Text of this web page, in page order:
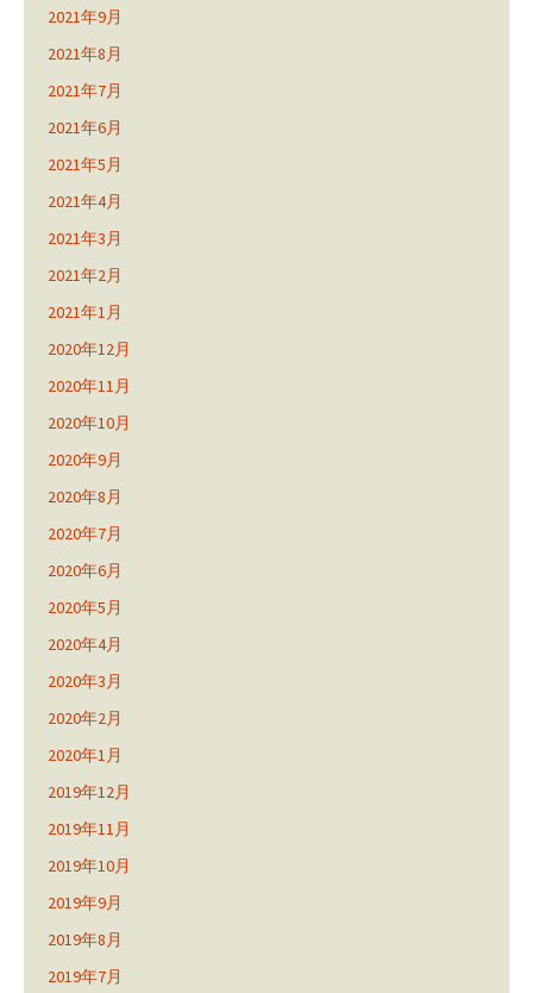
2021年9月
2021年8月
2021年7月
2021年6月
2021年5月
2021年4月
2021年3月
2021年2月
2021年1月
2020年12月
2020年11月
2020年10月
2020年9月
2020年8月
2020年7月
2020年6月
2020年5月
2020年4月
2020年3月
2020年2月
2020年1月
2019年12月
2019年11月
2019年10月
2019年9月
2019年8月
2019年7月